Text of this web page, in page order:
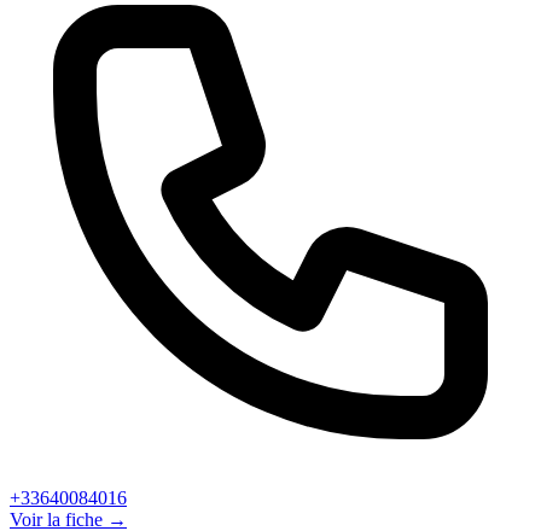
+33640084016
Voir la fiche →